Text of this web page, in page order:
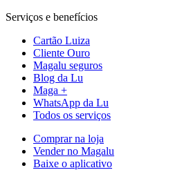
Serviços e benefícios
Cartão Luiza
Cliente Ouro
Magalu seguros
Blog da Lu
Maga +
WhatsApp da Lu
Todos os serviços
Comprar na loja
Vender no Magalu
Baixe o aplicativo